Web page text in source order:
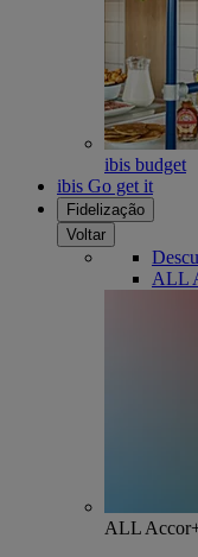
ibis budget
ibis Go get it
Fidelização
Voltar
ALL
ALL